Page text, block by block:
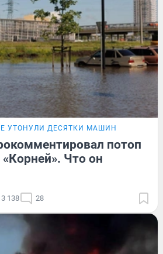
УТОНУЛИ ДЕСЯТКИ МАШИН
потоп
Что он
3 138 28